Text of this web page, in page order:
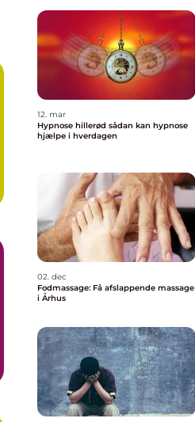
12. mar
Hypnose hillerød sådan kan hypnose
hjælpe i hverdagen
02. dec
Fodmassage: Få afslappende massage
i Århus